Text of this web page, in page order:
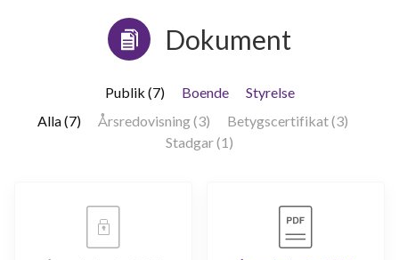
Dokument
Publik (7) Boende
Styrelse
Alla (7)
Årsredovisning (3)
Betygscertifikat (3)
Stadgar (1)